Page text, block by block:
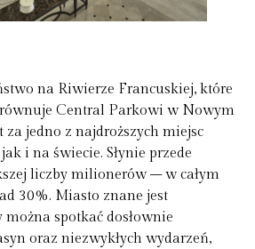
na Riwierze Francuskiej, które
Central Parkowi w Nowym
za jedno z najdroższych miejsc
i na świecie. Słynie przede
liczby milionerów – w całym
30%. Miasto znane jest
spotkać dosłownie
oraz niezwykłych wydarzeń,